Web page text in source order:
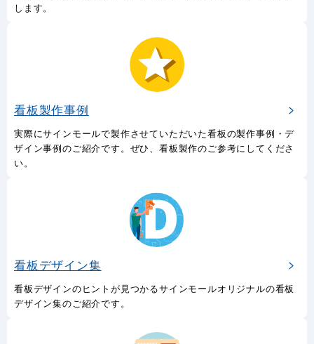
します。
看板製作事例
実際にサインモールで製作させていただいた看板の製作事例・デ
ザイン事例のご紹介です。ぜひ、看板製作のご参考にしてくださ
い。
看板デザイン集
看板デザインのヒントが見つかるサインモールオリジナルの看板
デザイン集のご紹介です。